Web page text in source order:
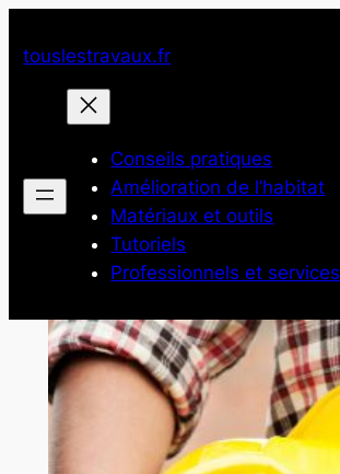
autouslestravaux.fr
Conseils pratiques
Amélioration de l’habitat
Matériaux et outils
Tutoriels
Professionnels et services